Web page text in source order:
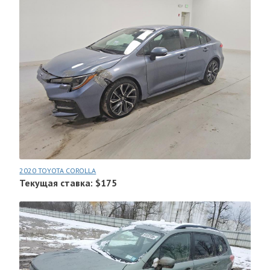
2020 TOYOTA COROLLA
Текущая ставка: $175